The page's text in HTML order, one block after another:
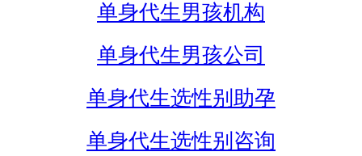
单身代生男孩机构
单身代生男孩公司
单身代生选性别助孕
单身代生选性别咨询